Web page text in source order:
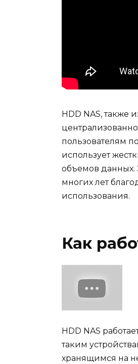
HDD NAS, также
пользователям
использует
объемов данных.
многих лет
использования.
Как
HDD NAS
таким
хранящимся на